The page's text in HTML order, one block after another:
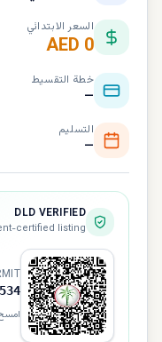
السعر الابتدائي
AED 0
خطة التقسيط
—
التسليم
—
DLD VERIFIED
certified listing
امسح